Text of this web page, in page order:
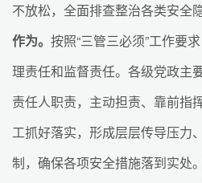
不放松，全面排查整治各类安全隐
作为。 按照“三管三必须”工作要
理责任和监督责任。各级党政主
责任人职责，主动担责、靠前指
工抓好落实，形成层层传导压力
制，确保各项安全措施落到实处。